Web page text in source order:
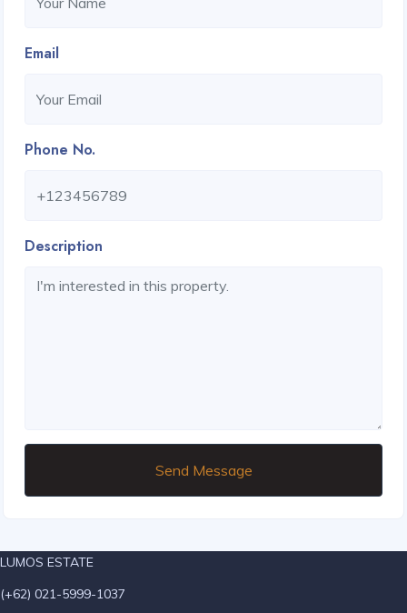
Email
Phone No.
Description
Send Message
LUMOS ESTATE
(+62) 021-5999-1037